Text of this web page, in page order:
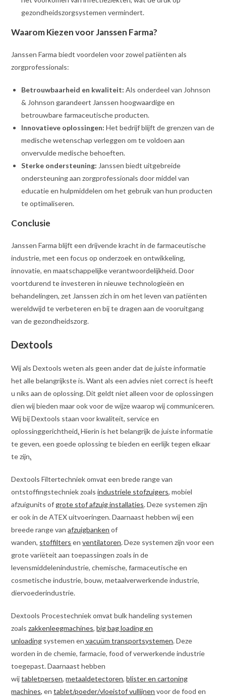
gezondheidszorgsystemen vermindert.
Waarom Kiezen voor Janssen Farma?
Janssen Farma biedt voordelen voor zowel patiënten als
zorgprofessionals:
Betrouwbaarheid en kwaliteit: Als onderdeel van Johnson
& Johnson garandeert Janssen hoogwaardige en
betrouwbare farmaceutische producten.
Innovatieve oplossingen: Het bedrijf blijft de grenzen van de
medische wetenschap verleggen om te voldoen aan
onvervulde medische behoeften.
Sterke ondersteuning: Janssen biedt uitgebreide
ondersteuning aan zorgprofessionals door middel van
educatie en hulpmiddelen om het gebruik van hun producten
te optimaliseren.
Conclusie
Janssen Farma blijft een drijvende kracht in de farmaceutische
industrie, met een focus op onderzoek en ontwikkeling,
innovatie, en maatschappelijke verantwoordelijkheid. Door
voortdurend te investeren in nieuwe technologieën en
behandelingen, zet Janssen zich in om het leven van patiënten
wereldwijd te verbeteren en bij te dragen aan de vooruitgang
van de gezondheidszorg.
Dextools
Wij als Dextools weten als geen ander dat de juiste informatie
het alle belangrijkste is. Want als een advies niet correct is heeft
u niks aan de oplossing. Dit geldt niet alleen voor de oplossingen
dien wij bieden maar ook voor de wijze waarop wij communiceren.
Wij bij Dextools staan voor kwaliteit, service en
oplossinggerichtheid.Hierin is het belangrijk de juiste informatie
te geven, een goede oplossing te bieden en eerlijk tegen elkaar
te zijn.
Dextools Filtertechniek omvat een brede range van
ontstoffingstechniek zoalsindustriele stofzuigers, mobiel
afzuigunits of grote stof afzuig installaties. Deze systemen zijn
er ook in de ATEX uitvoeringen. Daarnaast hebben wij een
breede range vanafzuigbanken of
wanden, stoffilters enventilatoren. Deze systemen zijn voor een
grote variëteit aan toepassingen zoals in de
levensmiddelenindustrie, chemische, farmaceutische en
cosmetische industrie, bouw, metaalverwerkende industrie,
diervoederindustrie.
Dextools Procestechniek omvat bulk handeling systemen
zoalszakkenleegmachines,big bag loading en
unloading systemen en vacuüm transportsystemen. Deze
worden in de chemie, farmacie, food of verwerkende industrie
toegepast. Daarnaast hebben
wijtabletpersen,metaaldetectoren,blister en cartoning
machines, entablet/poeder/vloeistof vullijnen voor de food en